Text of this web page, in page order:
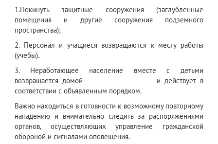
1.Покинуть защитные сооружения (заглубленные
помещения и другие сооружения подземного
пространства);
2. Персонал и учащиеся возвращаются к месту работы
(учебы).
3. Неработающее население вместе с детьми
возвращается домой и действует в
соответствии с объявленным порядком.
Важно находиться в готовности к возможному повторному
нападению и внимательно следить за распоряжениями
органов, осуществляющих управление гражданской
обороной и сигналами оповещения.